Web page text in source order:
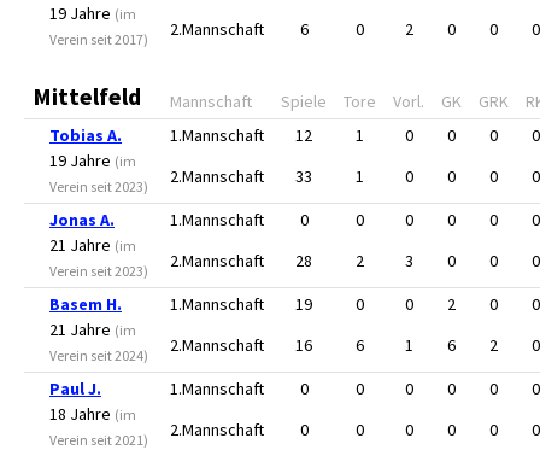
19 Jahre (im
Verein seit 2017)
2.Mannschaft
6 0 2 0 0 0
Mittelfeld Mannschaft Spiele Tore Vorl. GK GRK
Tobias A.
19 Jahre (im
Verein seit 2023)
1.Mannschaft 12 1 0 0 0
0
2.Mannschaft
33 1 0 0 0
0
Jonas A.
21 Jahre (im
Verein seit 2023)
1.Mannschaft 0 0 0 0 0
0
2.Mannschaft
28 2 3 0 0
0
Basem H.
21 Jahre (im
Verein seit 2024)
1.Mannschaft 19 0 0 2 0
0
2.Mannschaft
16 6 1 6 2
0
Paul J.
18 Jahre (im
Verein seit 2021)
1.Mannschaft 0 0 0 0 0
0
2.Mannschaft
0 0 0 0 0
0